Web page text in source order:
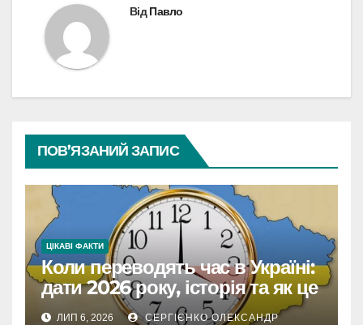
ВідПавло
ПОВ’ЯЗАНИЙ ЗАПИС
ЦІКАВІ ФАКТИ
Коли переводять час в Україні:
дати 2026 року, історія та як це
впливає на життя
ЛИП 6, 2026 СЕРГІЄНКО ОЛЕКСАНДР